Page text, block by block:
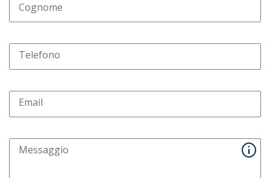
Cognome
Telefono
Email
Messaggio